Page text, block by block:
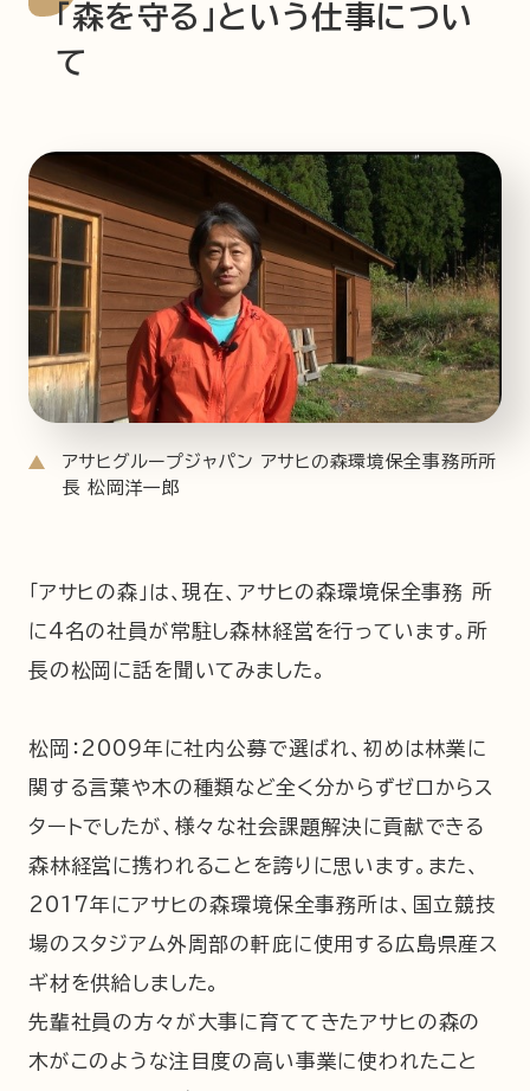
「森を守る」という仕事につい
て
アサヒグループジャパン アサヒの森環境保全事務所所
長 松岡洋一郎
「アサヒの森」は、現在、アサヒの森環境保全事務 所
に4名の社員が常駐し森林経営を行っています。所
長の松岡に話を聞いてみました。
松岡：2009年に社内公募で選ばれ、初めは林業に
関する言葉や木の種類など全く分からずゼロからス
タートでしたが、様々な社会課題解決に貢献できる
森林経営に携われることを誇りに思います。また、
2017年にアサヒの森環境保全事務所は、国立競技
場のスタジアム外周部の軒庇に使用する広島県産ス
ギ材を供給しました。
先輩社員の方々が大事に育ててきたアサヒの森の
木がこのような注目度の高い事業に使われたこと